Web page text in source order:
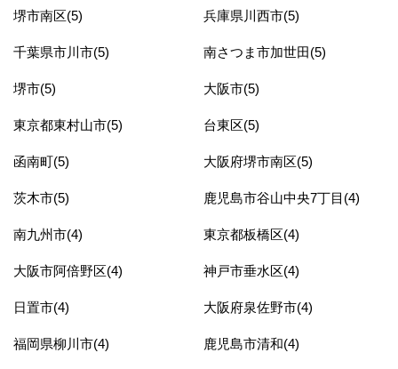
堺市南区(5) 兵庫県川西市(5)
千葉県市川市(5) 南さつま市加世田(5)
堺市(5) 大阪市(5)
東京都東村山市(5) 台東区(5)
函南町(5) 大阪府堺市南区(5)
茨木市(5) 鹿児島市谷山中央7丁目(4)
南九州市(4) 東京都板橋区(4)
大阪市阿倍野区(4) 神戸市垂水区(4)
日置市(4) 大阪府泉佐野市(4)
福岡県柳川市(4) 鹿児島市清和(4)